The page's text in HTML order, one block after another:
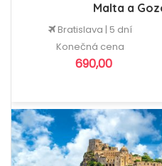
Malta a
Bratislava | 5 dní
Konečná cena
690,00